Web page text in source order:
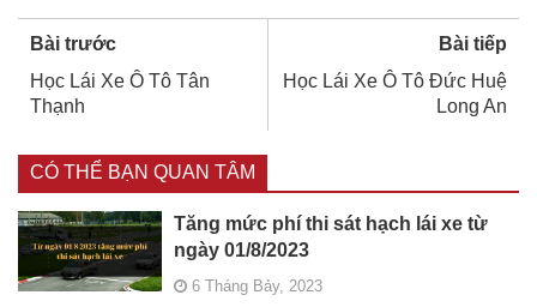
Bài trước
Học Lái Xe Ô Tô Tân
Thạnh
Bài tiếp
Học Lái Xe Ô Tô Đức Huệ
Long An
CÓ THỂ BẠN QUAN TÂM
Tăng mức phí thi sát hạch lái xe từ
ngày 01/8/2023
6 Tháng Bảy, 2023